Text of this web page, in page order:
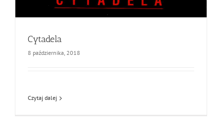
Cytadela
8 października, 2018
Czytaj dalej